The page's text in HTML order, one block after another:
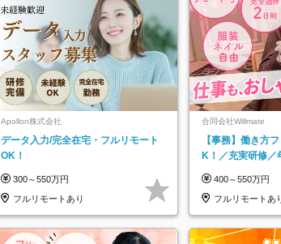
Apollon株式会社
データ入力/完全在宅・フルリモート
OK！
300～550万円
フルリモートあり
合同会社Willmate
【事務】働き方
K！／充実研修／
400～550万円
フルリモートあ